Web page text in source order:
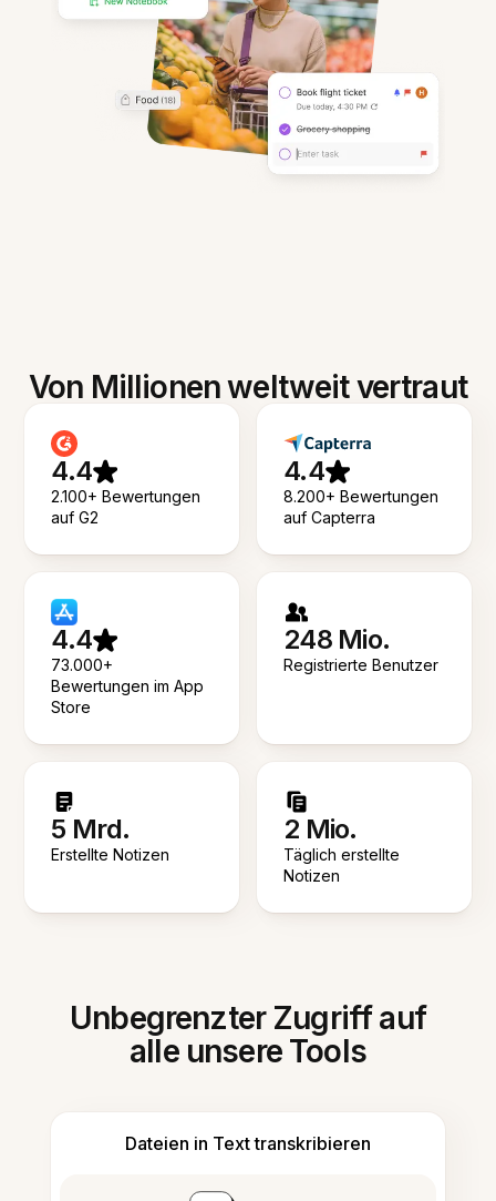
Von Millionen weltweit vertraut
4.4
2.100+ Bewertungen
auf G2
4.4
8.200+ Bewertungen
auf Capterra
4.4
73.000+
Bewertungen im App
Store
248 Mio.
Registrierte Benutzer
5 Mrd.
Erstellte Notizen
2 Mio.
Täglich erstellte
Notizen
Unbegrenzter Zugriff auf
alle unsere Tools
Dateien in Text transkribieren